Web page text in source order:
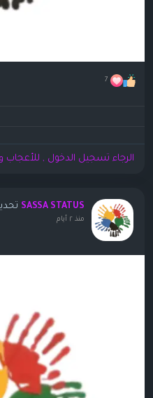
7
الرجاء تسجيل الدخول , للأعجاب
SASSA STATUS
منذ ٢ أيام